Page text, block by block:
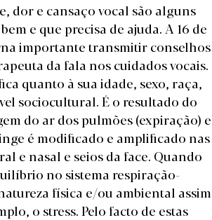
dor e cansaço vocal são alguns
e que precisa de ajuda. A 16 de
importante transmitir conselhos
da fala nos cuidados vocais.
quanto à sua idade, sexo, raça,
sociocultural. É o resultado do
do ar dos pulmões (expiração) e
é modificado e amplificado nas
e nasal e seios da face. Quando
no sistema respiração-
física e/ou ambiental assim
o stress. Pelo facto de estas